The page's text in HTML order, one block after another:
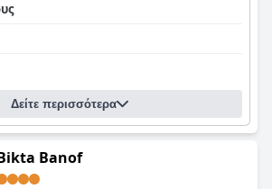
Δείτε περισσότερα
Banof